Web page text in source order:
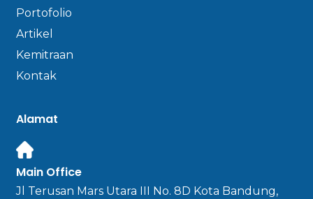
Portofolio
Artikel
Kemitraan
Kontak
Alamat
Main Office
Jl Terusan Mars Utara III No. 8D Kota Bandung,